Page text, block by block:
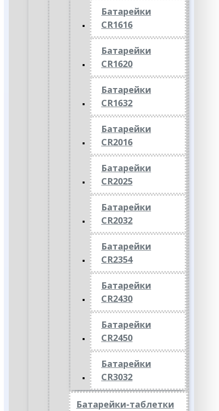
Батарейки
CR1616
Батарейки
CR1620
Батарейки
CR1632
Батарейки
CR2016
Батарейки
CR2025
Батарейки
CR2032
Батарейки
CR2354
Батарейки
CR2430
Батарейки
CR2450
Батарейки
CR3032
Батарейки-таблетки